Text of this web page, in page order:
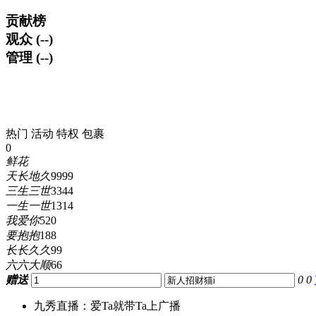
贡献榜
观众 (--)
管理 (--)
热门 活动 特权 包裹
0
鲜花
天长地久9999
三生三世3344
一生一世1314
我爱你520
要抱抱188
长长久久99
六六大顺66
赠送
0 0
九秀直播：爱Ta就带Ta上广播